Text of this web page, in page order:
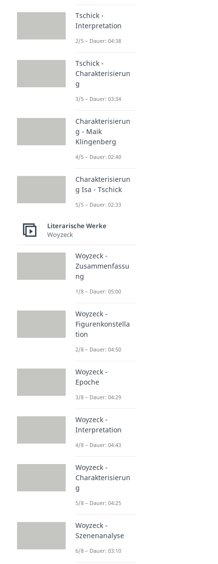
Tschick -
Interpretation
2/5 – Dauer: 04:38
Tschick -
Charakterisierun
g
3/5 – Dauer: 03:34
Charakterisierun
g - Maik
Klingenberg
4/5 – Dauer: 02:40
Charakterisierun
g Isa - Tschick
5/5 – Dauer: 02:33
Literarische Werke
Woyzeck
Woyzeck -
Zusammenfassu
ng
1/8 – Dauer: 05:00
Woyzeck -
Figurenkonstella
tion
2/8 – Dauer: 04:50
Woyzeck -
Epoche
3/8 – Dauer: 04:29
Woyzeck -
Interpretation
4/8 – Dauer: 04:43
Woyzeck -
Charakterisierun
g
5/8 – Dauer: 04:25
Woyzeck -
Szenenanalyse
6/8 – Dauer: 03:10